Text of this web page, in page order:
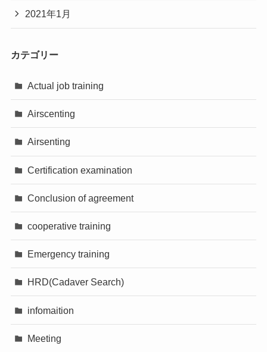
2021年1月
カテゴリー
Actual job training
Airscenting
Airsenting
Certification examination
Conclusion of agreement
cooperative training
Emergency training
HRD(Cadaver Search)
infomaition
Meeting